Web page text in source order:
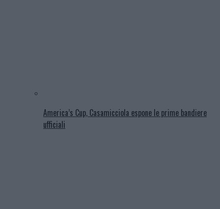
America’s Cup, Casamicciola espone le prime bandiere
ufficiali